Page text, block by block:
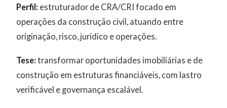
Perfil: estruturador de CRA/CRI focado em
operações da construção civil, atuando entre
originação, risco, jurídico e operações.
Tese: transformar oportunidades imobiliárias e de
construção em estruturas financiáveis, com lastro
verificável e governança escalável.